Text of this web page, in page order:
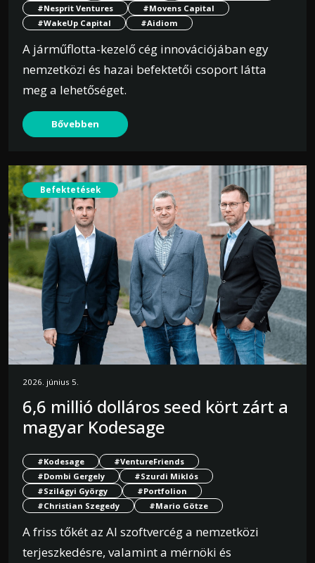
#Nesprit Ventures
#Movens Capital
#WakeUp Capital
#Aidiom
A járműflotta-kezelő cég innovációjában egy
nemzetközi és hazai befektetői csoport látta
meg a lehetőséget.
Bővebben
Befektetések
2026. június 5.
6,6 millió dolláros seed kört zárt a
magyar Kodesage
#Kodesage
#VentureFriends
#Dombi Gergely
#Szurdi Miklós
#Szilágyi György
#Portfolion
#Christian Szegedy
#Mario Götze
A friss tőkét az AI szoftvercég a nemzetközi
terjeszkedésre, valamint a mérnöki és